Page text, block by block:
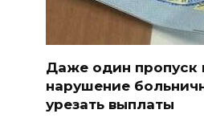
Даже один пропуск
нарушение
урезать выплаты